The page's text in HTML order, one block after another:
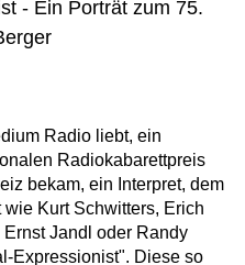
- Ein Porträt zum 75.
Radio liebt, ein
Radiokabarettpreis
bekam, ein Interpret, dem
Kurt Schwitters, Erich
Jandl oder Randy
Expressionist". Diese so